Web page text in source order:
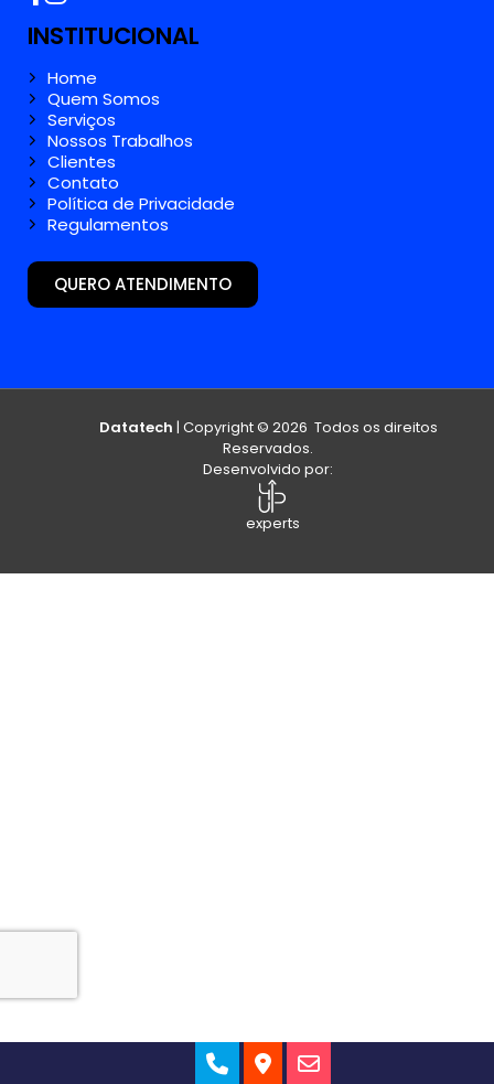
INSTITUCIONAL
Home
Quem Somos
Serviços
Nossos Trabalhos
Clientes
Contato
Política de Privacidade
Regulamentos
QUERO ATENDIMENTO
Datatech | Copyright © 2026 Todos os direitos
Reservados.
Desenvolvido por:
experts